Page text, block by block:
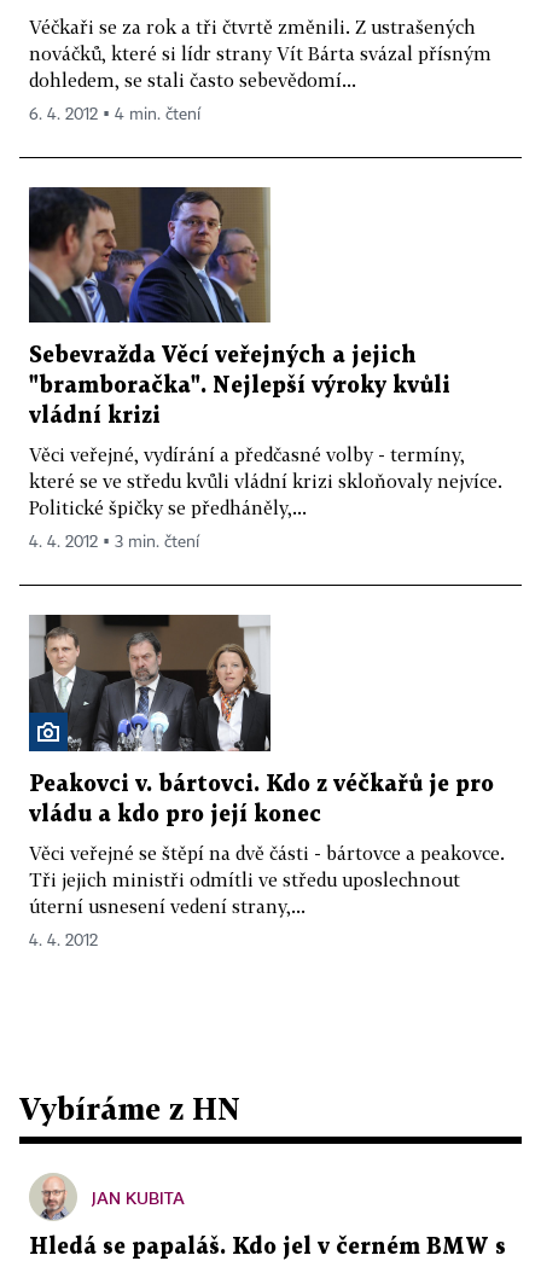
Véčkaři se za rok a tři čtvrtě změnili. Z ustrašených
nováčků, které si lídr strany Vít Bárta svázal přísným
dohledem, se stali často sebevědomí...
6. 4. 2012 ▪ 4 min. čtení
Sebevražda Věcí veřejných a jejich
"bramboračka". Nejlepší výroky kvůli
vládní krizi
Věci veřejné, vydírání a předčasné volby - termíny,
které se ve středu kvůli vládní krizi skloňovaly nejvíce.
Politické špičky se předháněly,...
4. 4. 2012 ▪ 3 min. čtení
Peakovci v. bártovci. Kdo z véčkařů je pro
vládu a kdo pro její konec
Věci veřejné se štěpí na dvě části - bártovce a peakovce.
Tři jejich ministři odmítli ve středu uposlechnout
úterní usnesení vedení strany,...
4. 4. 2012
Vybíráme z HN
JAN KUBITA
Hledá se papaláš. Kdo jel v černém BMW s